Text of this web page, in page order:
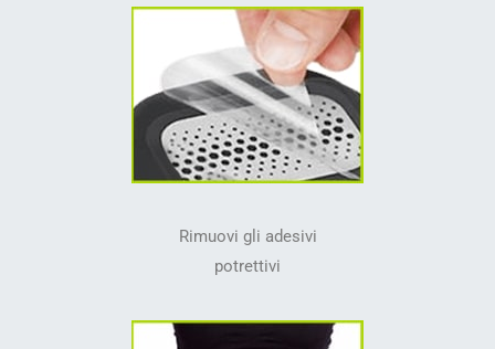
Rimuovi gli adesivi
potrettivi